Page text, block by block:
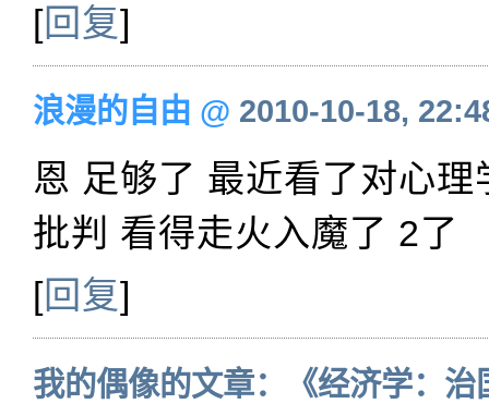
[回复]
浪漫的自由 @ 2010-10-18,
恩 足够了 最近看了对心理
批判 看得走火入魔了 2了
[回复]
我的偶像的文章：《经济学：治